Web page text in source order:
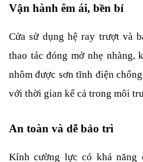
Vận hành êm ái, bền bỉ
Cửa sử dụng hệ ray trượt và
thao tác đóng mở nhẹ nhàng,
nhôm được sơn tĩnh điện
với thời gian kể cả trong môi
An toàn và dễ bảo trì
Kính cường lực có khả